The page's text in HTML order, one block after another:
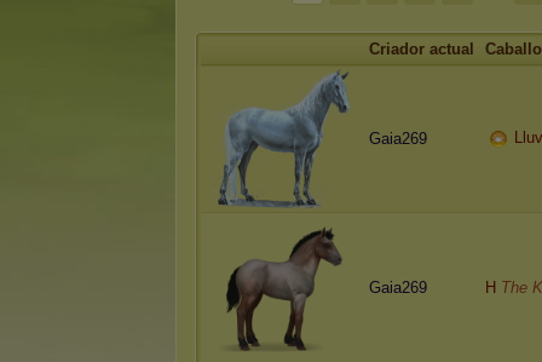
Criador actual Caballo
Gaia269
Gaia269 H The